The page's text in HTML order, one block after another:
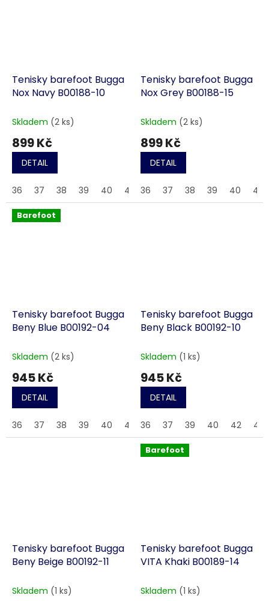
Tenisky barefoot Bugga
Nox Navy B00188-10
Skladem (2 ks)
899 Kč
DETAIL
36 37 38 39 40 41 42 43 44 45 46
Tenisky barefoot Bugga
Nox Grey B00188-15
Skladem (2 ks)
899 Kč
DETAIL
36 37 38 39 40 41
Barefoot
Tenisky barefoot Bugga
Beny Blue B00192-04
Skladem (2 ks)
945 Kč
DETAIL
36 37 38 39 40 41 42 43 44 45 46
Tenisky barefoot Bugga
Beny Black B00192-10
Skladem (1 ks)
945 Kč
DETAIL
36 37 39 40 42 43
Tenisky barefoot Bugga
Beny Beige B00192-11
Skladem (1 ks)
Barefoot
Tenisky barefoot Bugga
VITA Khaki B00189-14
Skladem (1 ks)